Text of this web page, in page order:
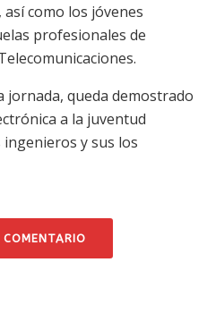
como los jóvenes
profesionales de
jornada, queda demostrado
a la juventud
y sus los
COMENTARIO